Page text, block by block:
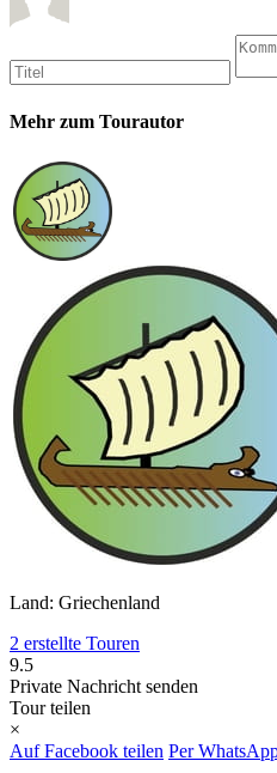
Mehr zum Tourautor
Land: Griechenland
2 erstellte Touren
9.5
Private Nachricht senden
Tour teilen
×
Auf Facebook teilen Per